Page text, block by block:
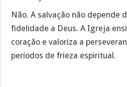
Não. A salvação não depende
fidelidade a Deus. A Igreja
coração e valoriza a
períodos de frieza espiritual.